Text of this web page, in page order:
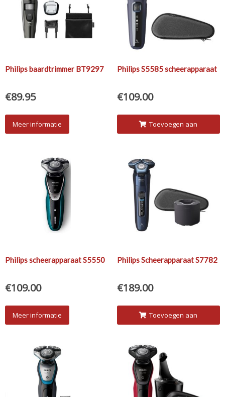
Philips baardtrimmer BT9297
€89.95
Meer informatie
Philips S5585 scheerapparaat
€109.00
Toevoegen aan
Philips scheerapparaat S5550
€109.00
Meer informatie
Philips Scheerapparaat S7782
€189.00
Toevoegen aan